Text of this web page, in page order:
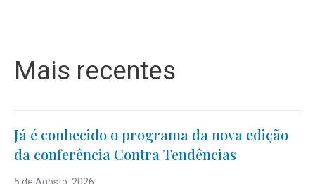
Mais recentes
Já é conhecido o programa da nova edição
da conferência Contra Tendências